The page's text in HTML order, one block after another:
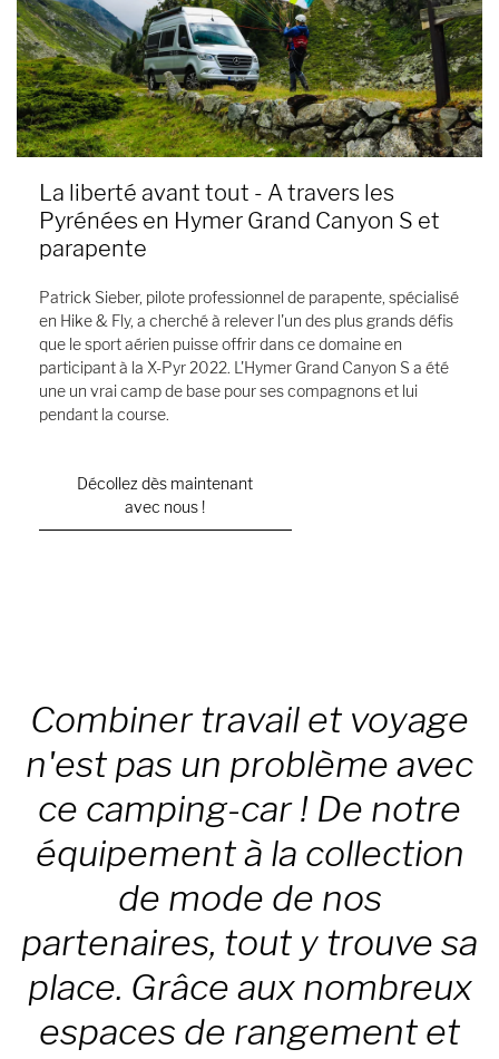
La liberté avant tout - A travers les
Pyrénées en Hymer Grand Canyon S et
parapente
Patrick Sieber, pilote professionnel de parapente, spécialisé
en Hike & Fly, a cherché à relever l'un des plus grands défis
que le sport aérien puisse offrir dans ce domaine en
participant à la X-Pyr 2022. L'Hymer Grand Canyon S a été
une un vrai camp de base pour ses compagnons et lui
pendant la course.
Décollez dès maintenant
avec nous !
Combiner travail et voyage
n'est pas un problème avec
ce camping-car ! De notre
équipement à la collection
de mode de nos
partenaires, tout y trouve sa
place. Grâce aux nombreux
espaces de rangement et